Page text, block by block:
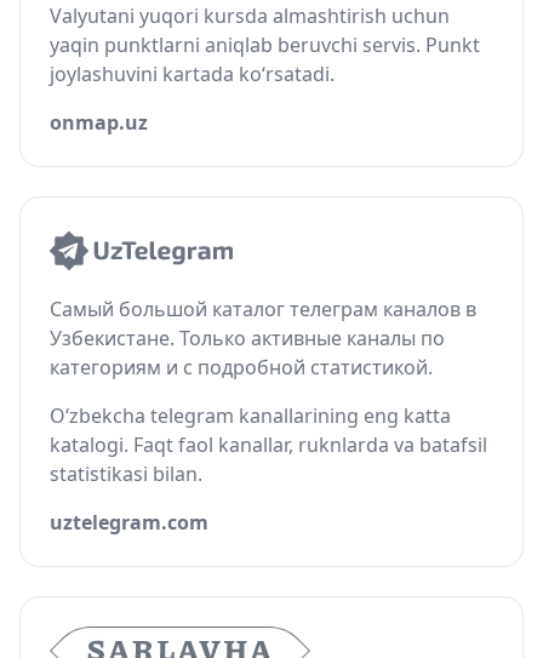
Valyutani yuqori kursda almashtirish uchun
yaqin punktlarni aniqlab beruvchi servis. Punkt
joylashuvini kartada ko‘rsatadi.
onmap.uz
Самый большой каталог телеграм каналов в
Узбекистане. Только активные каналы по
категориям и с подробной статистикой.
O‘zbekcha telegram kanallarining eng katta
katalogi. Faqt faol kanallar, ruknlarda va batafsil
statistikasi bilan.
uztelegram.com